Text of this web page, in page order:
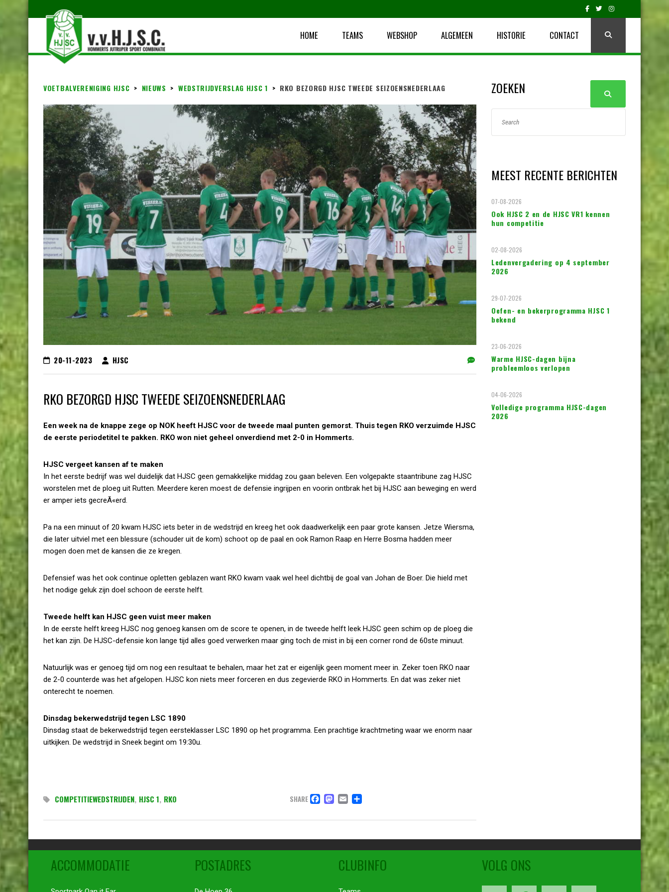
HOME TEAMS WEBSHOP ALGEMEEN HISTORIE CONTACT
VOETBALVERENIGING HJSC > NIEUWS > WEDSTRIJDVERSLAG HJSC 1 > RKO BEZORGD HJSC TWEEDE SEIZOENSNEDERLAAG
20-11-2023 HJSC
RKO BEZORGD HJSC TWEEDE SEIZOENSNEDERLAAG
Een week na de knappe zege op NOK heeft HJSC voor de tweede maal punten gemorst. Thuis tegen RKO verzuimde HJSC
de eerste periodetitel te pakken. RKO won niet geheel onverdiend met 2-0 in Hommerts.
HJSC vergeet kansen af te maken
In het eerste bedrijf was wel duidelijk dat HJSC geen gemakkelijke middag zou gaan beleven. Een volgepakte staantribune zag HJSC
worstelen met de ploeg uit Rutten. Meerdere keren moest de defensie ingrijpen en voorin ontbrak het bij HJSC aan beweging en werd
er amper iets gecreÃ«erd.
Pa na een minuut of 20 kwam HJSC iets beter in de wedstrijd en kreeg het ook daadwerkelijk een paar grote kansen. Jetze Wiersma,
die later uitviel met een blessure (schouder uit de kom) schoot op de paal en ook Ramon Raap en Herre Bosma hadden meer
mogen doen met de kansen die ze kregen.
Defensief was het ook continue opletten geblazen want RKO kwam vaak wel heel dichtbij de goal van Johan de Boer. Die hield met
het nodige geluk zijn doel schoon de eerste helft.
Tweede helft kan HJSC geen vuist meer maken
In de eerste helft kreeg HJSC nog genoeg kansen om de score te openen, in de tweede helft leek HJSC geen schim op de ploeg die
het kan zijn. De HJSC-defensie kon lange tijd alles goed verwerken maar ging toch de mist in bij een corner rond de 60ste minuut.
Natuurlijk was er genoeg tijd om nog een resultaat te behalen, maar het zat er eigenlijk geen moment meer in. Zeker toen RKO naar
de 2-0 counterde was het afgelopen. HJSC kon niets meer forceren en dus zegevierde RKO in Hommerts. En dat was zeker niet
onterecht te noemen.
Dinsdag bekerwedstrijd tegen LSC 1890
Dinsdag staat de bekerwedstrijd tegen eersteklasser LSC 1890 op het programma. Een prachtige krachtmeting waar we enorm naar
uitkijken. De wedstrijd in Sneek begint om 19:30u.
COMPETITIEWEDSTRIJDEN, HJSC 1, RKO SHARE FACEBOOK
MASTODON
EMAILDELEN
ZOEKEN
MEEST RECENTE BERICHTEN
Ook HJSC 2 en de HJSC VR1 kennen
hun competitie
07-08-2026
Ledenvergadering op 4 september
2026
02-08-2026
Oefen- en bekerprogramma HJSC 1
bekend
29-07-2026
Warme HJSC-dagen bijna
probleemloos verlopen
23-06-2026
Volledige programma HJSC-dagen
2026
04-06-2026
ACCOMMODATIE POSTADRES CLUBINFO VOLG ONS